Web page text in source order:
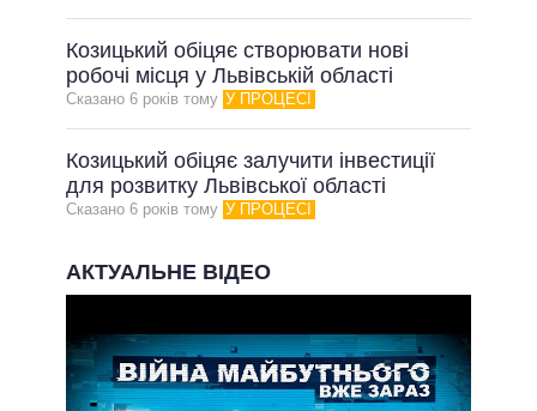
Козицький обіцяє створювати нові
робочі місця у Львівській області
Сказано 6 рокiв тому У ПРОЦЕСІ
Козицький обіцяє залучити інвестиції
для розвитку Львівської області
Сказано 6 рокiв тому У ПРОЦЕСІ
АКТУАЛЬНЕ ВІДЕО